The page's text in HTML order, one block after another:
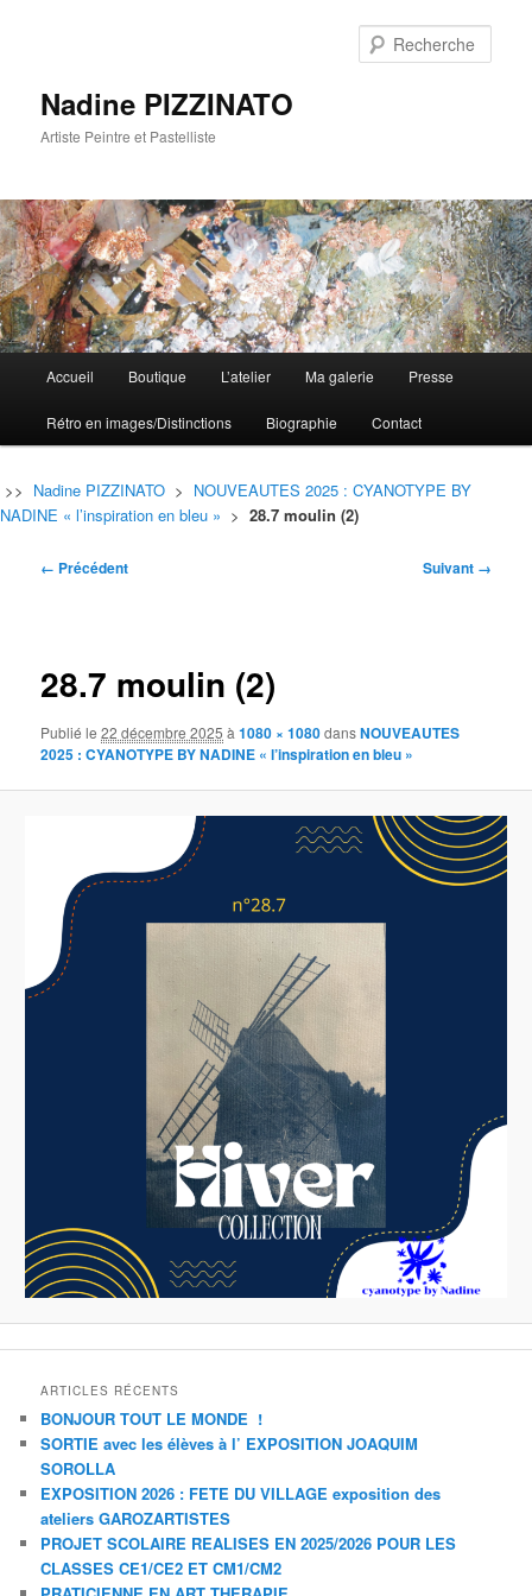
Nadine PIZZINATO
Artiste Peintre et Pastelliste
principal
Aller
au
contenu
principal
Aller
au
contenu
secondaire
Accueil Boutique L’atelier Ma galerie Presse
Rétro en images/Distinctions Biographie Contact
>> Nadine PIZZINATO > NOUVEAUTES 2025 : CYANOTYPE BY
NADINE « l’inspiration en bleu » > 28.7 moulin (2)
Navigation
← Précédent Suivant →
28.7 moulin (2)
Publié le22 décembre 2025 à1080 × 1080dansNOUVEAUTES
2025 : CYANOTYPE BY NADINE « l’inspiration en bleu »
ARTICLES RÉCENTS
BONJOUR TOUT LE MONDE !
SORTIE avec les élèves à l’ EXPOSITION JOAQUIM
SOROLLA
EXPOSITION 2026 : FETE DU VILLAGE exposition des
ateliers GAROZARTISTES
PROJET SCOLAIRE REALISES EN 2025/2026 POUR LES
CLASSES CE1/CE2 ET CM1/CM2